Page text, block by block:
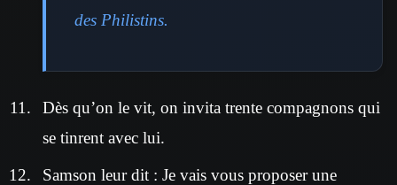
des Philistins.
Dès qu’on le vit, on invita trente compagnons qui
se tinrent avec lui.
Samson leur dit : Je vais vous proposer une